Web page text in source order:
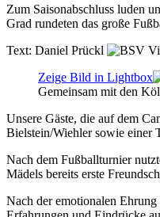
Zum Saisonabschluss luden
Grad rundeten das große
Text: Daniel Prückl
Zeige Bild in Lightbox
Gemeinsam mit den
Unsere Gäste, die auf dem
Bielstein/Wiehler sowie einer
Nach dem Fußballturnier
Mädels bereits erste
Nach der emotionalen Ehrung